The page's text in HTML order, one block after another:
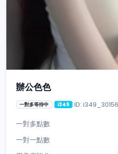
辦公色色
一對多等待中 i349 ID:
一對多點數
一對一點數